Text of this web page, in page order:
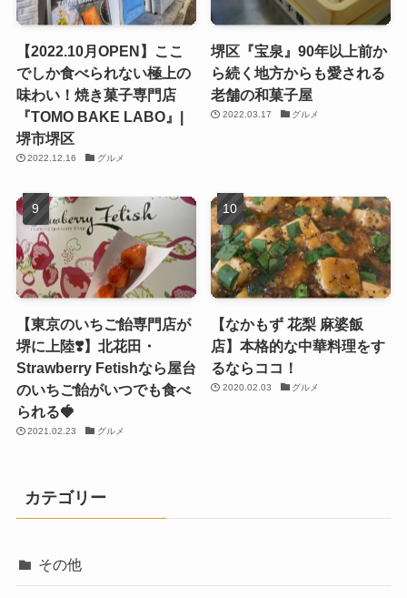
【2022.10月OPEN】ここ
でしか食べられない極上の
味わい！焼き菓子専門店
『TOMO BAKE LABO』|
堺市堺区
2022.12.16 グルメ
堺区『宝泉』90年以上前か
ら続く地方からも愛される
老舗の和菓子屋
2022.03.17 グルメ
【東京のいちご飴専門店が
堺に上陸❣️】北花田・
Strawberry Fetishなら屋台
のいちご飴がいつでも食べ
られる🍓
2021.02.23 グルメ
【なかもず 花梨 麻婆飯
店】本格的な中華料理をす
るならココ！
2020.02.03 グルメ
カテゴリー
その他